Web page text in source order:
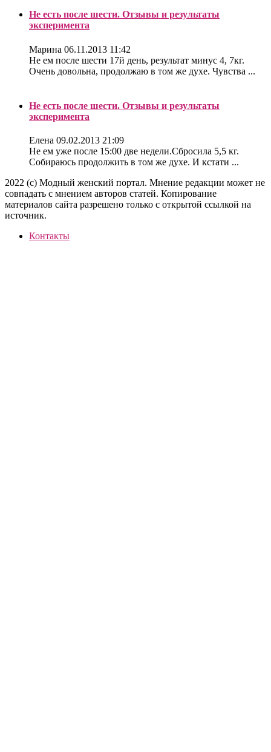
Не есть после шести. Отзывы и результаты
эксперимента
Марина 06.11.2013 11:42
Не ем после шести 17й день, результат минус 4, 7кг.
Очень довольна, продолжаю в том же духе. Чувства ...
Не есть после шести. Отзывы и результаты
эксперимента
Елена 09.02.2013 21:09
Не ем уже после 15:00 две недели.Сбросила 5,5 кг.
Собираюсь продолжить в том же духе. И кстати ...
2022 (c) Модный женский портал. Мнение редакции может не
совпадать с мнением авторов статей. Копирование
материалов сайта разрешено только с открытой ссылкой на
источник.
Контакты